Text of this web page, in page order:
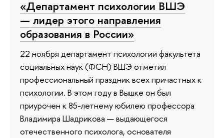
«Департамент психологии ВШЭ
— лидер этого направления
образования в России»
22 ноября департамент психологии факультета
социальных наук (ФСН) ВШЭ отметил
профессиональный праздник всех причастных к
психологии. В этом году в Вышке он был
приурочен к 85-летнему юбилею профессора
Владимира Шадрикова — выдающегося
отечественного психолога, основателя